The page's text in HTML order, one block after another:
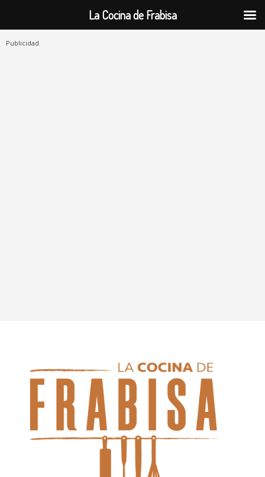
Publicidad
La Cocina de Frabisa